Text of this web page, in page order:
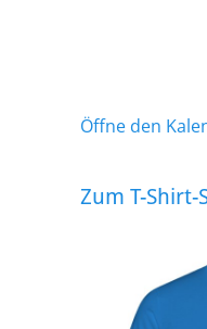
Öffne den
Zum T-Shirt-